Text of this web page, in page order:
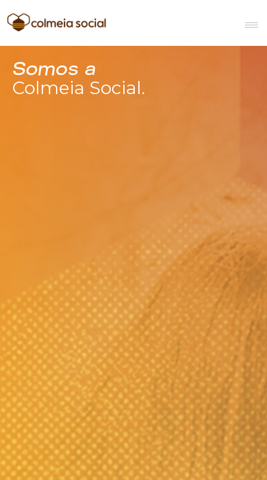
Somos a
Colmeia Social.